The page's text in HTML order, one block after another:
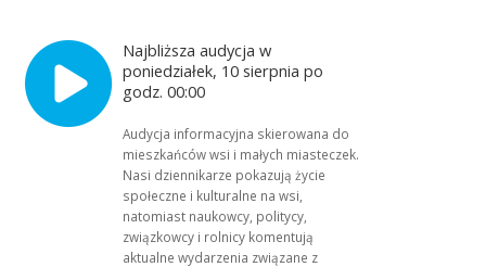
Najbliższa audycja w
poniedziałek, 10 sierpnia po
godz. 00:00
Audycja informacyjna skierowana do
mieszkańców wsi i małych miasteczek.
Nasi dziennikarze pokazują życie
społeczne i kulturalne na wsi,
natomiast naukowcy, politycy,
związkowcy i rolnicy komentują
aktualne wydarzenia związane z